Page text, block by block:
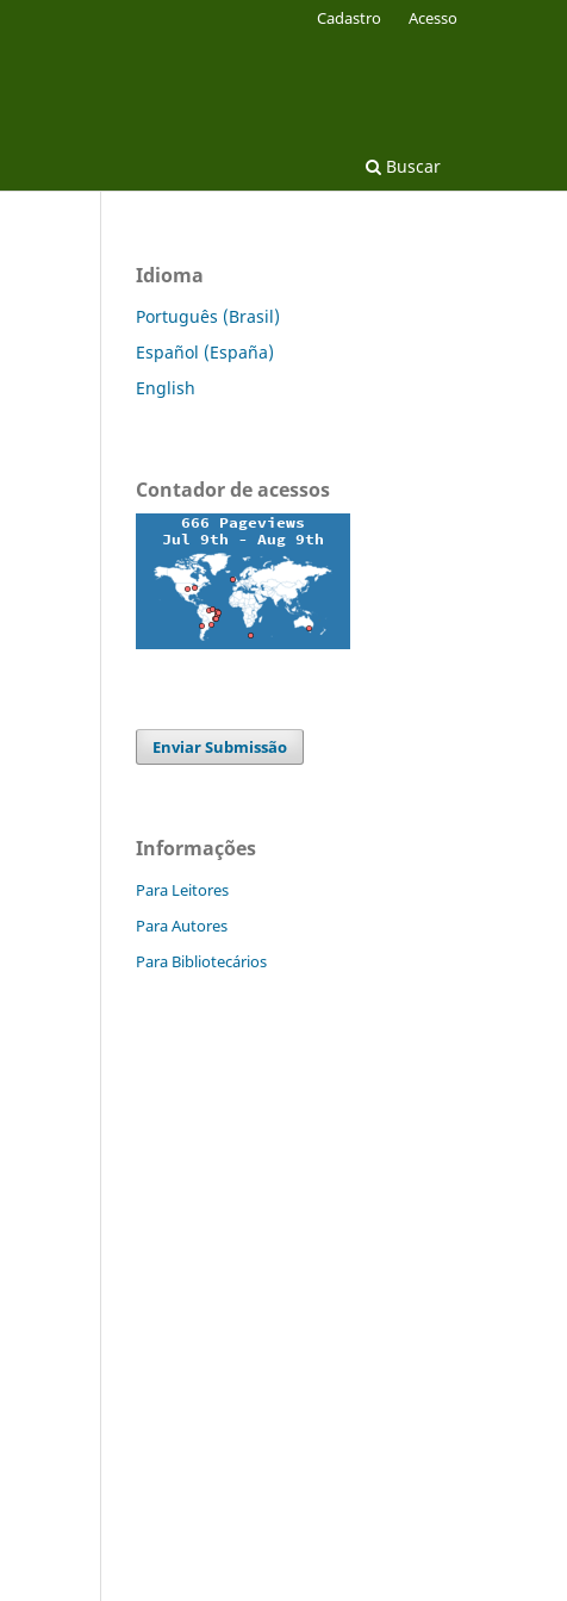
Buscar
Cadastro Acesso
Idioma
Português (Brasil)
Español (España)
English
Contador de acessos
Enviar Submissão
Informações
Para Leitores
Para Autores
Para Bibliotecários